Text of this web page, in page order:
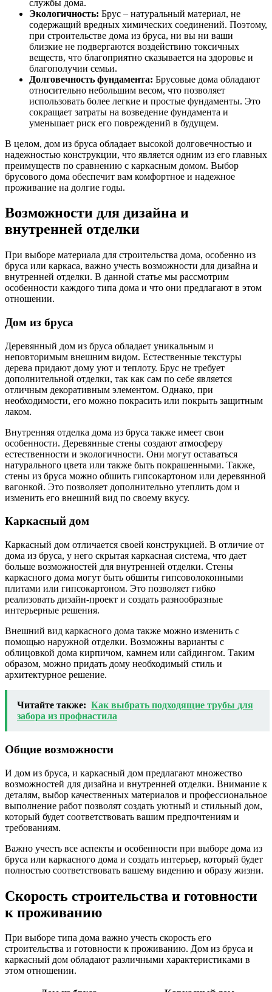
службы дома.
Экологичность: Брус – натуральный материал, не
содержащий вредных химических соединений. Поэтому,
при строительстве дома из бруса, ни вы ни ваши
близкие не подвергаются воздействию токсичных
веществ, что благоприятно сказывается на здоровье и
благополучии семьи.
Долговечность фундамента: Брусовые дома обладают
относительно небольшим весом, что позволяет
использовать более легкие и простые фундаменты. Это
сокращает затраты на возведение фундамента и
уменьшает риск его повреждений в будущем.
В целом, дом из бруса обладает высокой долговечностью и
надежностью конструкции, что является одним из его главных
преимуществ по сравнению с каркасным домом. Выбор
брусового дома обеспечит вам комфортное и надежное
проживание на долгие годы.
Возможности для дизайна и
внутренней отделки
При выборе материала для строительства дома, особенно из
бруса или каркаса, важно учесть возможности для дизайна и
внутренней отделки. В данной статье мы рассмотрим
особенности каждого типа дома и что они предлагают в этом
отношении.
Дом из бруса
Деревянный дом из бруса обладает уникальным и
неповторимым внешним видом. Естественные текстуры
дерева придают дому уют и теплоту. Брус не требует
дополнительной отделки, так как сам по себе является
отличным декоративным элементом. Однако, при
необходимости, его можно покрасить или покрыть защитным
лаком.
Внутренняя отделка дома из бруса также имеет свои
особенности. Деревянные стены создают атмосферу
естественности и экологичности. Они могут оставаться
натурального цвета или также быть покрашенными. Также,
стены из бруса можно обшить гипсокартоном или деревянной
вагонкой. Это позволяет дополнительно утеплить дом и
изменить его внешний вид по своему вкусу.
Каркасный дом
Каркасный дом отличается своей конструкцией. В отличие от
дома из бруса, у него скрытая каркасная система, что дает
больше возможностей для внутренней отделки. Стены
каркасного дома могут быть обшиты гипсоволоконными
плитами или гипсокартоном. Это позволяет гибко
реализовать дизайн-проект и создать разнообразные
интерьерные решения.
Внешний вид каркасного дома также можно изменить с
помощью наружной отделки. Возможны варианты с
облицовкой дома кирпичом, камнем или сайдингом. Таким
образом, можно придать дому необходимый стиль и
архитектурное решение.
Читайте также: Как выбрать подходящие трубы для
забора из профнастила
Общие возможности
И дом из бруса, и каркасный дом предлагают множество
возможностей для дизайна и внутренней отделки. Внимание к
деталям, выбор качественных материалов и профессиональное
выполнение работ позволят создать уютный и стильный дом,
который будет соответствовать вашим предпочтениям и
требованиям.
Важно учесть все аспекты и особенности при выборе дома из
бруса или каркасного дома и создать интерьер, который будет
полностью соответствовать вашему видению и образу жизни.
Скорость строительства и готовности
к проживанию
При выборе типа дома важно учесть скорость его
строительства и готовности к проживанию. Дом из бруса и
каркасный дом обладают различными характеристиками в
этом отношении.